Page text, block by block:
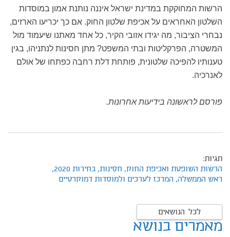
הרשות המחוקקת במדינת ישראל איננה נותנת אמון במוסדות
השלטון האחראים על אכיפת שלטון החוק. אם כך יכריעו הארזים,
נבחרי הציבור, מה יגידו אזובי הקיר, כל אחד מאתנו שיעמוד מול
המשטרה, הפרקליטות ובתי המשפט? מתן חסינות לנתניהו, בגין
טענותיו להפיכה שלטונית, פותחת דלת רחבה כפתחו של אולם
לאנרכיה.
פורסם לראשונה בידיעות אחרונות.
תגיות:
הרשות השופטת ואכיפת החוק, חסינות, בחירות 2020,
ראש הממשלה, המרכז לערכים ולמוסדות דמוקרטיים
לכל הנושאים
מאמרים בנושא